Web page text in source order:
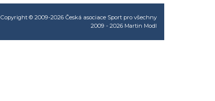
Copyright © 2009-2026 Česká asociace Sport pro všechny
2009 - 2026 Martin Modl